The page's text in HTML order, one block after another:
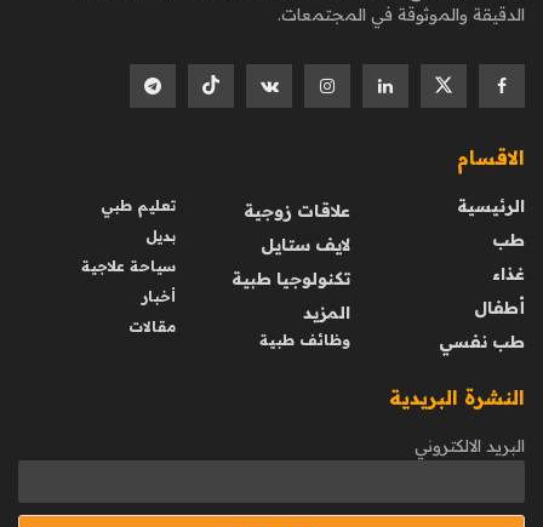
الدقيقة والموثوقة في المجتمعات.
الاقسام
الرئيسية
طب
غذاء
أطفال
طب نفسي
علاقات زوجية
لايف ستايل
تكنولوجيا طبية
المزيد
وظائف طبية
تعليم طبي
بديل
سياحة علاجية
أخبار
مقالات
النشرة البريدية
البريد الالكتروني